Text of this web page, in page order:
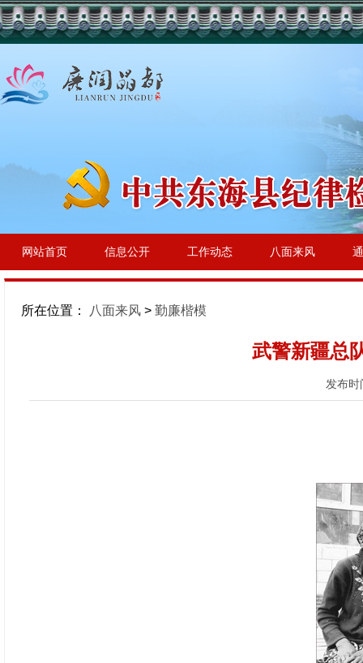
网站首页 信息公开 工作动态 八面来风
所在位置： 八面来风 > 勤廉楷模
武警新疆总
发布